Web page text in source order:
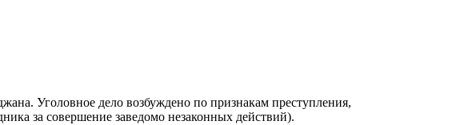
Уголовное дело возбуждено по признакам преступления,
за совершение заведомо незаконных действий).